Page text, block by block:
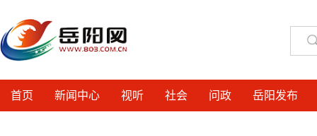
首页 新闻中心 视听 社会 问政 岳阳发布